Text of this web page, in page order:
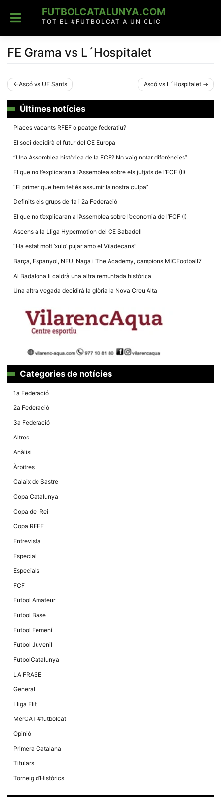
content
FUTBOLCATALUNYA.COM
TOT EL #FUTBOLCAT A UN CLIC
FE Grama vs L´Hospitalet
Navegació
d'entrades
Ascó vs UE Sants Ascó vs L´Hospitalet
Últimes notícies
Places vacants RFEF o peatge federatiu?
El soci decidirà el futur del CE Europa
“Una Assemblea històrica de la FCF? No vaig notar diferències”
El que no t’explicaran a l’Assemblea sobre els jutjats de l’FCF (II)
“El primer que hem fet és assumir la nostra culpa”
Definits els grups de 1a i 2a Federació
El que no t’explicaran a l’Assemblea sobre l’economia de l’FCF (I)
Ascens a la Lliga Hypermotion del CE Sabadell
“Ha estat molt ‘xulo’ pujar amb el Viladecans”
Barça, Espanyol, NFU, Naga i The Academy, campions MICFootball7
Al Badalona li caldrà una altra remuntada històrica
Una altra vegada decidirà la glòria la Nova Creu Alta
Categories de notícies
1a Federació
2a Federació
3a Federació
Altres
Anàlisi
Àrbitres
Calaix de Sastre
Copa Catalunya
Copa del Rei
Copa RFEF
Entrevista
Especial
Especials
FCF
Futbol Amateur
Futbol Base
Futbol Femení
Futbol Juvenil
FutbolCatalunya
LA FRASE
General
Lliga Elit
MerCAT #futbolcat
Opinió
Primera Catalana
Titulars
Torneig d’Històrics
Necessàries
Aquestes
són
necessàries
per al
tècnic de la
web.